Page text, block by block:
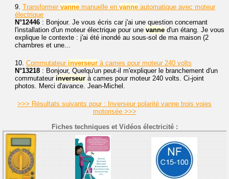
9. Transformer vanne manuelle en vanne automatique avec moteur
électrique
N°12446 : Bonjour. Je vous écris car j'ai une question concernant
l'installation d'un moteur électrique pour une vanne d'un étang. Je vous
explique le contexte : j'ai été inondé au sous-sol de ma maison (2
chambres et une...
10. Commutateur inverseur à cames pour moteur 240 volts
N°13218 : Bonjour, Quelqu'un peut-il m'expliquer le branchement d'un
commutateur inverseur à cames pour moteur 240 volts. Ci-joint
photos. Merci d'avance. Jean-Michel.
>>> Résultats suivants pour : Inverseur polarité vanne trois voies
motorisée >>>
Fiches techniques et Vidéos électricité :